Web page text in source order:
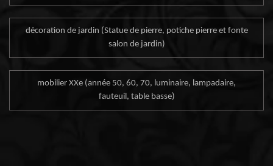
décoration de jardin (Statue de pierre, potiche pierre et fonte
salon de jardin)
mobilier XXe (année 50, 60, 70, luminaire, lampadaire,
fauteuil, table basse)